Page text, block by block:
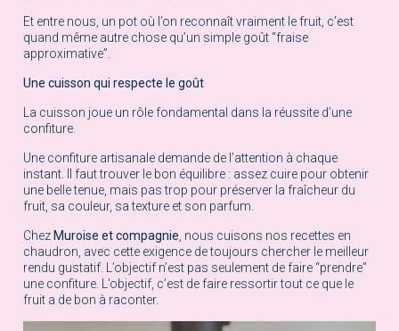
Et entre nous, un pot où l’on reconnaît vraiment le fruit, c’est
quand même autre chose qu’un simple goût “fraise
approximative”.
Une cuisson qui respecte le goût
La cuisson joue un rôle fondamental dans la réussite d’une
confiture.
Une confiture artisanale demande de l’attention à chaque
instant. Il faut trouver le bon équilibre : assez cuire pour obtenir
une belle tenue, mais pas trop pour préserver la fraîcheur du
fruit, sa couleur, sa texture et son parfum.
Chez Muroise et compagnie , nous cuisons nos recettes en
chaudron, avec cette exigence de toujours chercher le meilleur
rendu gustatif. L’objectif n’est pas seulement de faire “prendre”
une confiture. L’objectif, c’est de faire ressortir tout ce que le
fruit a de bon à raconter.